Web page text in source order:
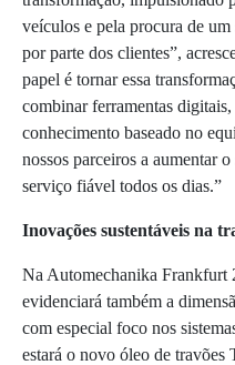
veículos e pela procura de
por parte dos clientes”,
papel é tornar essa
combinar ferramentas
conhecimento baseado no
nossos parceiros a aumentar
serviço fiável todos os dias.”
Inovações sustentáveis na
Na Automechanika Frankfurt
evidenciará também a
com especial foco nos
estará o novo óleo de